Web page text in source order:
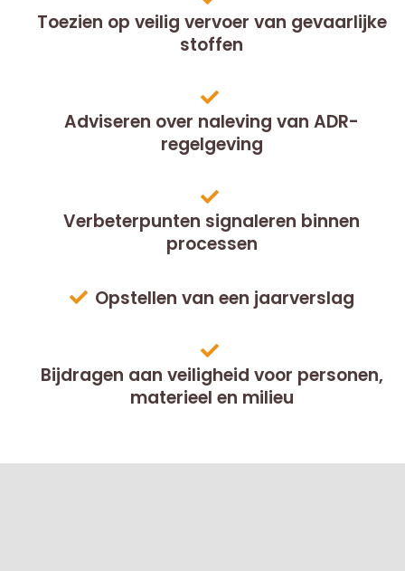
Toezien op veilig vervoer van gevaarlijke
stoffen
Adviseren over naleving van ADR-
regelgeving
Verbeterpunten signaleren binnen
processen
Opstellen van een jaarverslag
Bijdragen aan veiligheid voor personen,
materieel en milieu